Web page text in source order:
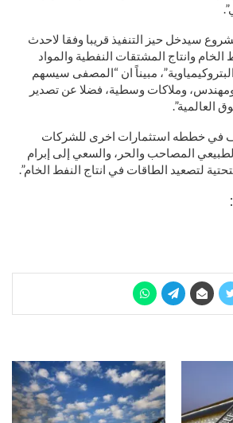
سيدخل حيز التنفيذ قريبا وفقا لاحدث
الخام وانتاج المشتقات النفطية والمواد
مبيناً ان “المصفى سيسهم
عامل ومهندس، وملاكات وسطية، فضلا عن تصدير
العالمية”.
في خططه استثمارات اخرى للشركات
المصاحب والحر، والسعي إلى إبرام
لتصعيد الطاقات في انتاج النفط الخام”.